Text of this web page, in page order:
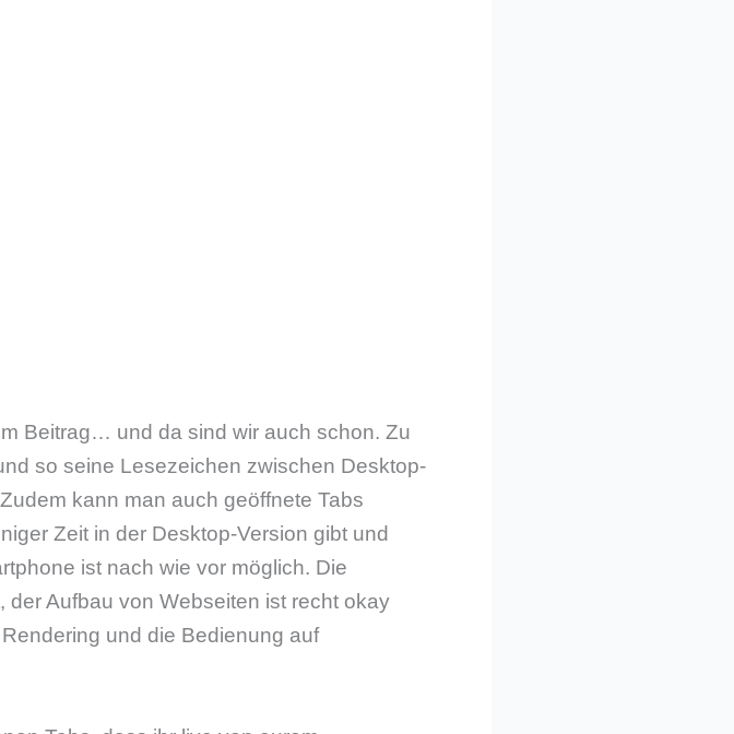
Beitrag… und da sind wir auch schon. Zu
so seine Lesezeichen zwischen Desktop-
kann man auch geöffnete Tabs
Zeit in der Desktop-Version gibt und
ist nach wie vor möglich. Die
Aufbau von Webseiten ist recht okay
und die Bedienung auf